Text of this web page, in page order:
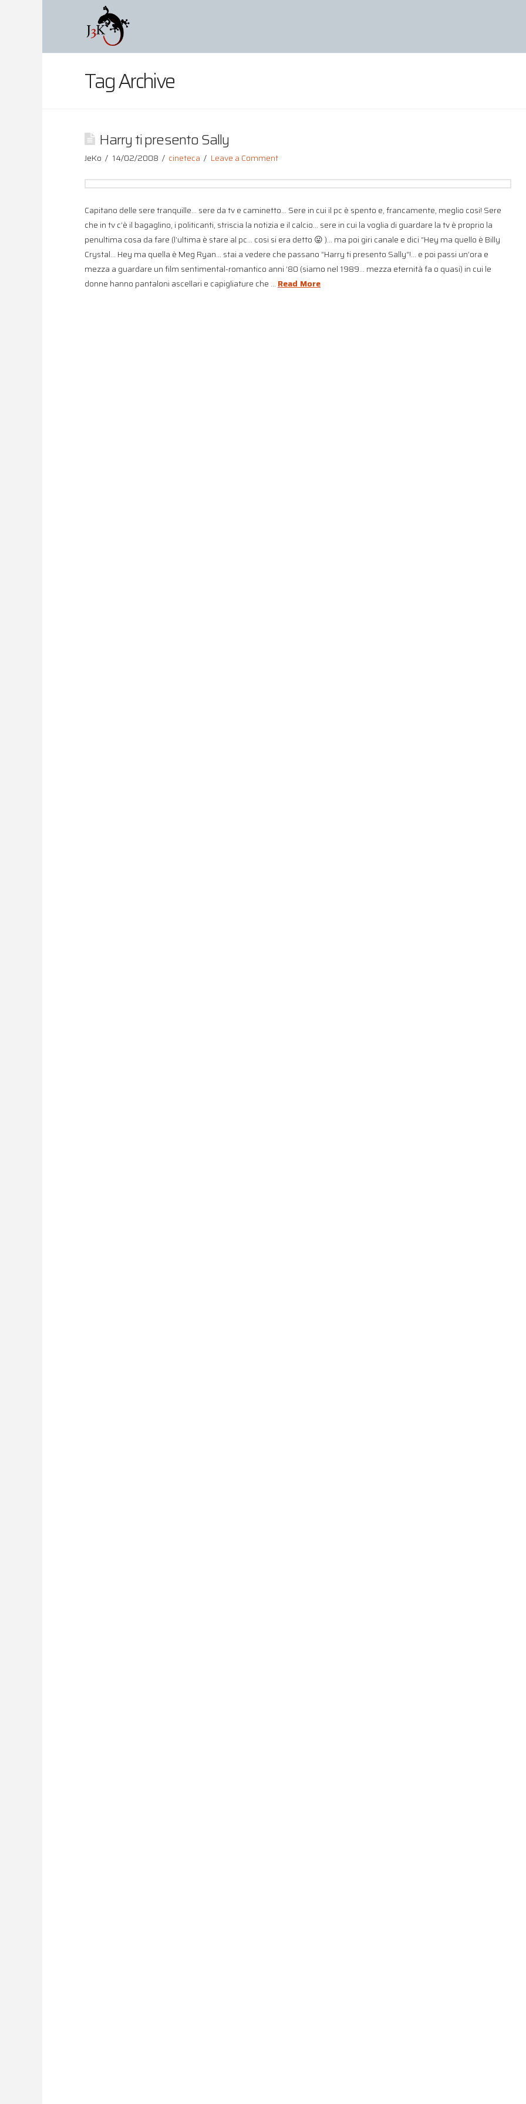
Tag Archive
Harry ti presento Sally
JeKo 14/02/2008 cineteca Leave a Comment
Capitano delle sere tranquille… sere da tv e caminetto… Sere in cui il pc è spento e, francamente, meglio cosi! Sere
che in tv c’è il bagaglino, i politicanti, striscia la notizia e il calcio… sere in cui la voglia di guardare la tv è proprio la
penultima cosa da fare (l’ultima è stare al pc… cosi si era detto 😛 )… ma poi giri canale e dici “Hey ma quello è Billy
Crystal… Hey ma quella è Meg Ryan… stai a vedere che passano “Harry ti presento Sally“!… e poi passi un’ora e
mezza a guardare un film sentimental-romantico anni ’80 (siamo nel 1989… mezza eternità fa o quasi) in cui le
donne hanno pantaloni ascellari e capigliature che … Read More